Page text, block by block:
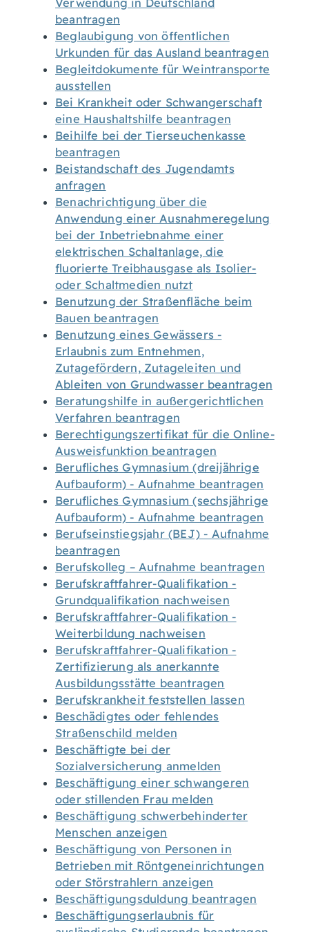
Verwendung in Deutschland
beantragen
Beglaubigung von öffentlichen
Urkunden für das Ausland beantragen
Begleitdokumente für Weintransporte
ausstellen
Bei Krankheit oder Schwangerschaft
eine Haushaltshilfe beantragen
Beihilfe bei der Tierseuchenkasse
beantragen
Beistandschaft des Jugendamts
anfragen
Benachrichtigung über die
Anwendung einer Ausnahmeregelung
bei der Inbetriebnahme einer
elektrischen Schaltanlage, die
fluorierte Treibhausgase als Isolier-
oder Schaltmedien nutzt
Benutzung der Straßenfläche beim
Bauen beantragen
Benutzung eines Gewässers -
Erlaubnis zum Entnehmen,
Zutagefördern, Zutageleiten und
Ableiten von Grundwasser beantragen
Beratungshilfe in außergerichtlichen
Verfahren beantragen
Berechtigungszertifikat für die Online-
Ausweisfunktion beantragen
Berufliches Gymnasium (dreijährige
Aufbauform) - Aufnahme beantragen
Berufliches Gymnasium (sechsjährige
Aufbauform) - Aufnahme beantragen
Berufseinstiegsjahr (BEJ) - Aufnahme
beantragen
Berufskolleg – Aufnahme beantragen
Berufskraftfahrer-Qualifikation -
Grundqualifikation nachweisen
Berufskraftfahrer-Qualifikation -
Weiterbildung nachweisen
Berufskraftfahrer-Qualifikation -
Zertifizierung als anerkannte
Ausbildungsstätte beantragen
Berufskrankheit feststellen lassen
Beschädigtes oder fehlendes
Straßenschild melden
Beschäftigte bei der
Sozialversicherung anmelden
Beschäftigung einer schwangeren
oder stillenden Frau melden
Beschäftigung schwerbehinderter
Menschen anzeigen
Beschäftigung von Personen in
Betrieben mit Röntgeneinrichtungen
oder Störstrahlern anzeigen
Beschäftigungsduldung beantragen
Beschäftigungserlaubnis für